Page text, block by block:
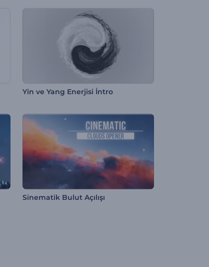
Yin ve Yang Enerjisi İntro
Sinematik Bulut Açılışı